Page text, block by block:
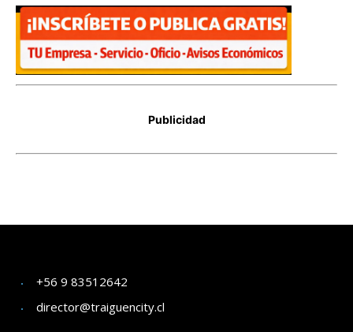
+56 9 83512642
director@traiguencity.cl